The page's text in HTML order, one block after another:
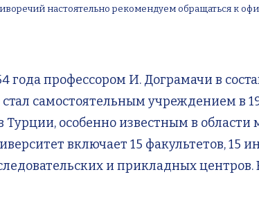
настоятельно рекомендуем обращаться к
профессором И. Дограмачи в
самостоятельным учреждением в
особенно известным в
включает 15 факультетов, 15
и прикладных центров.